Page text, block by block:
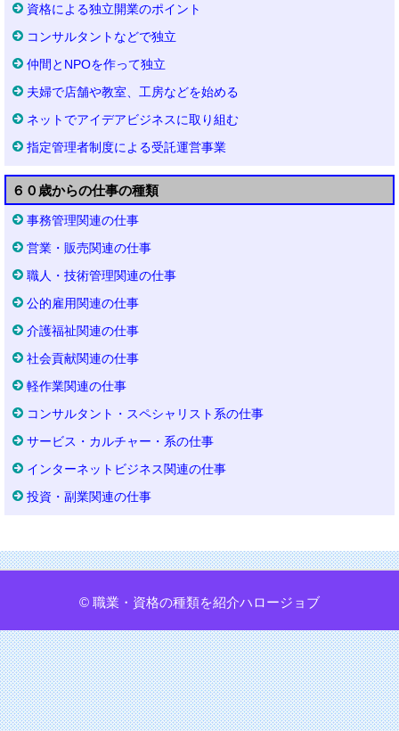
資格による独立開業のポイント
コンサルタントなどで独立
仲間とNPOを作って独立
夫婦で店舗や教室、工房などを始める
ネットでアイデアビジネスに取り組む
指定管理者制度による受託運営事業
６０歳からの仕事の種類
事務管理関連の仕事
営業・販売関連の仕事
職人・技術管理関連の仕事
公的雇用関連の仕事
介護福祉関連の仕事
社会貢献関連の仕事
軽作業関連の仕事
コンサルタント・スペシャリスト系の仕事
サービス・カルチャー・系の仕事
インターネットビジネス関連の仕事
投資・副業関連の仕事
© 職業・資格の種類を紹介ハロージョブ